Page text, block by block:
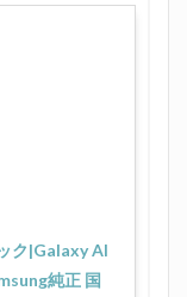
ク|Galaxy AI
純正 国